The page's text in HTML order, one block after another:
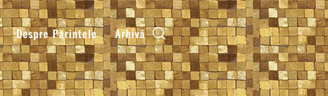
Despre Părintele Arhivă